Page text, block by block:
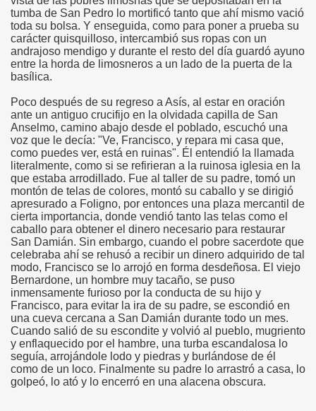
tumba de San Pedro lo mortificó tanto que ahí mismo vació
toda su bolsa. Y enseguida, como para poner a prueba su
carácter quisquilloso, intercambió sus ropas con un
andrajoso mendigo y durante el resto del día guardó ayuno
entre la horda de limosneros a un lado de la puerta de la
basílica.
Poco después de su regreso a Asís, al estar en oración
ante un antiguo crucifijo en la olvidada capilla de San
Anselmo, camino abajo desde el poblado, escuchó una
voz que le decía: "Ve, Francisco, y repara mi casa que,
como puedes ver, está en ruinas". Él entendió la llamada
literalmente, como si se refirieran a la ruinosa iglesia en la
que estaba arrodillado. Fue al taller de su padre, tomó un
montón de telas de colores, montó su caballo y se dirigió
apresurado a Foligno, por entonces una plaza mercantil de
cierta importancia, donde vendió tanto las telas como el
caballo para obtener el dinero necesario para restaurar
San Damián. Sin embargo, cuando el pobre sacerdote que
celebraba ahí se rehusó a recibir un dinero adquirido de tal
modo, Francisco se lo arrojó en forma desdeñosa. El viejo
Bernardone, un hombre muy tacaño, se puso
inmensamente furioso por la conducta de su hijo y
Francisco, para evitar la ira de su padre, se escondió en
una cueva cercana a San Damián durante todo un mes.
Cuando salió de su escondite y volvió al pueblo, mugriento
y enflaquecido por el hambre, una turba escandalosa lo
seguía, arrojándole lodo y piedras y burlándose de él
como de un loco. Finalmente su padre lo arrastró a casa, lo
golpeó, lo ató y lo encerró en una alacena obscura.